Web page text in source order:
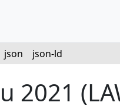
json json-ld
2021